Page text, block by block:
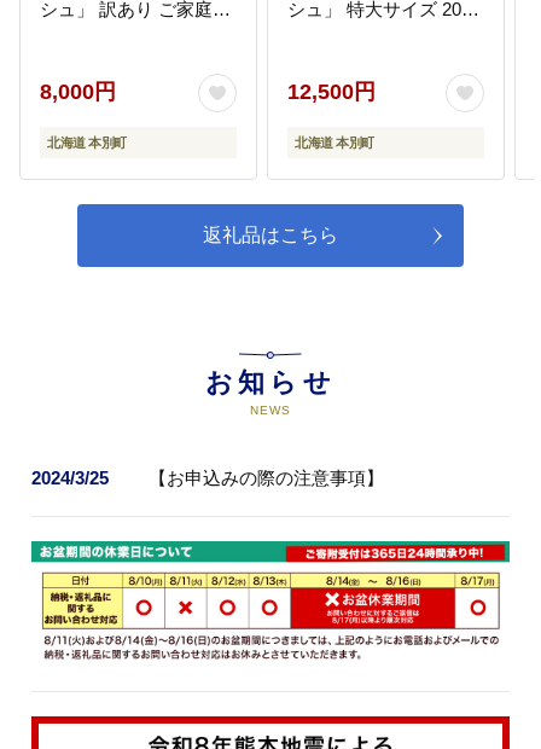
シュ」 訳あり ご家庭用
hsh_csfoni_ad89_25_8000_12p-
8,000円
北海道 本別町
シュ」 特大サイズ 20本
荷》---
--
12,500円
北海道 本別町
返礼品はこちら
お知らせ
NEWS
2024/3/25 【お申込みの際の注意事項】